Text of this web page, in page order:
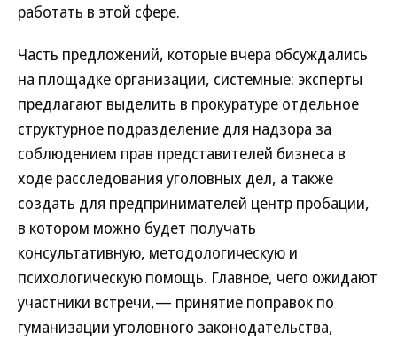
работать в этой сфере.
Часть предложений, которые вчера обсуждались
на площадке организации, системные: эксперты
предлагают выделить в прокуратуре отдельное
структурное подразделение для надзора за
соблюдением прав представителей бизнеса в
ходе расследования уголовных дел, а также
создать для предпринимателей центр пробации,
в котором можно будет получать
консультативную, методологическую и
психологическую помощь. Главное, чего ожидают
участники встречи,— принятие поправок по
гуманизации уголовного законодательства,